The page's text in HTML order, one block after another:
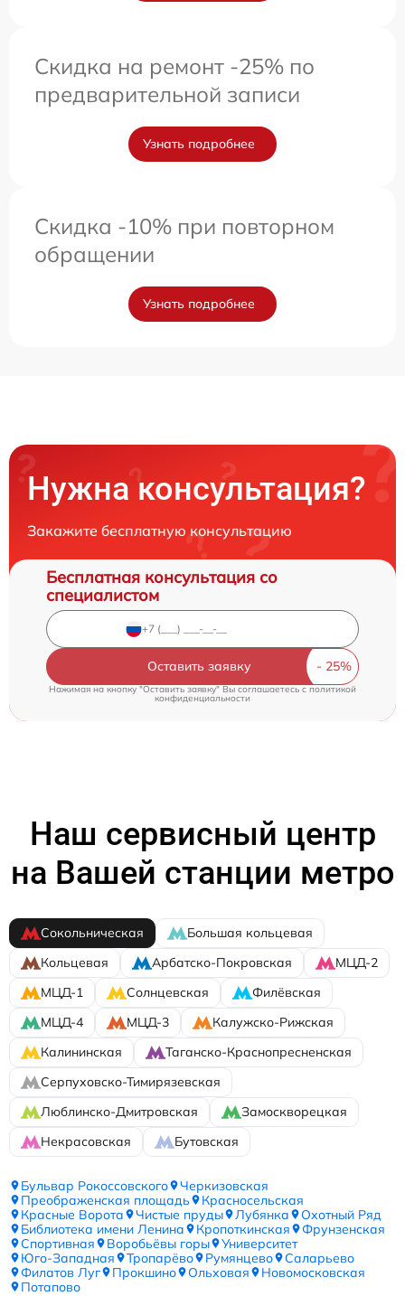
Скидка на ремонт -25% по
предварительной записи
Узнать подробнее
Скидка -10% при повторном
обращении
Узнать подробнее
Нужна консультация?
Закажите бесплатную консультацию
Бесплатная консультация со
специалистом
Оставить заявку
Нажимая на кнопку "Оставить заявку" Вы соглашаетесь cполитикой
конфиденциальности
Наш сервисный центр
на Вашей станции метро
Сокольническая
Большая кольцевая
Кольцевая
Арбатско-Покровская
МЦД-2
МЦД-1
Солнцевская
Филёвская
МЦД-4
МЦД-3
Калужско-Рижская
Калининская
Таганско-Краснопресненская
Серпуховско-Тимирязевская
Люблинско-Дмитровская
Замоскворецкая
Некрасовская
Бутовская
Бульвар Рокоссовского
Черкизовская
Преображенская площадь
Красносельская
Красные Ворота
Чистые пруды Лубянка
Охотный Ряд
Библиотека имени Ленина
Кропоткинская
Фрунзенская
Спортивная
Воробьёвы горы
Университет
Юго-Западная
Тропарёво Румянцево
Саларьево
Филатов Луг
Прокшино Ольховая
Новомосковская
Потапово